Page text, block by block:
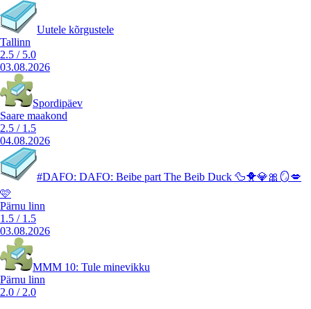
Uutele kõrgustele
Tallinn
2.5 / 5.0
03.08.2026
Spordipäev
Saare maakond
2.5 / 1.5
04.08.2026
#DAFO: DAFO: Beibe part The Beib Duck 🦆🐥💎🎀🪞💋
🩷
Pärnu linn
1.5 / 1.5
03.08.2026
MMM 10: Tule minevikku
Pärnu linn
2.0 / 2.0